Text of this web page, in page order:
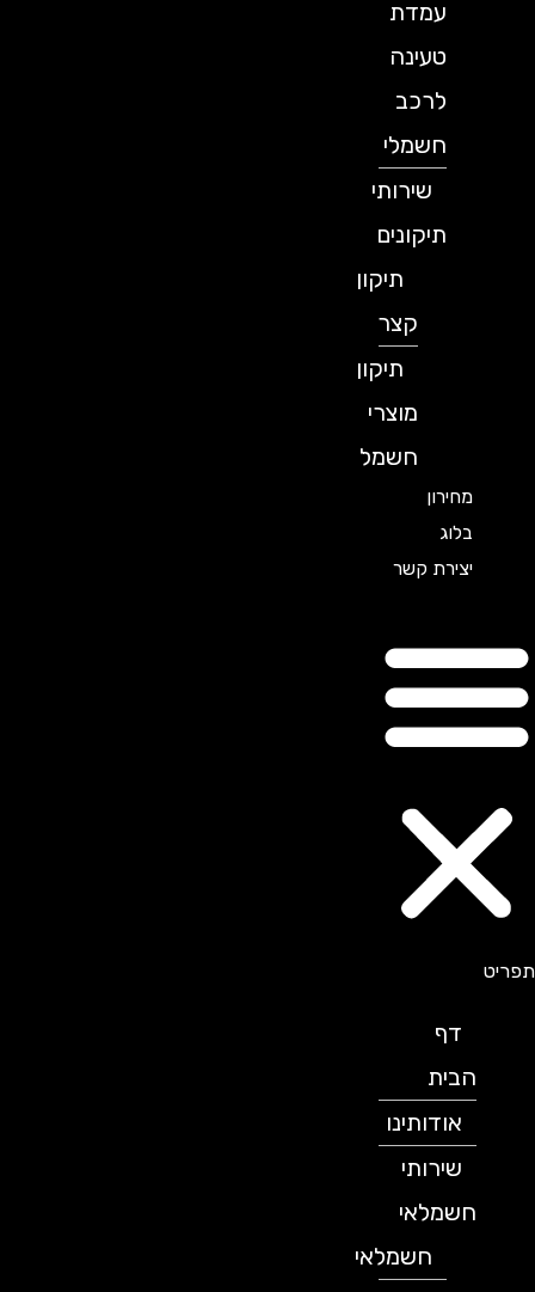
עמדת
טעינה
לרכב
חשמלי
שירותי
תיקונים
תיקון
תיקון
מוצרי
חשמל
מחירון
יצירת קשר
הבית
אודותינו
שירותי
חשמלאי
חשמלאי